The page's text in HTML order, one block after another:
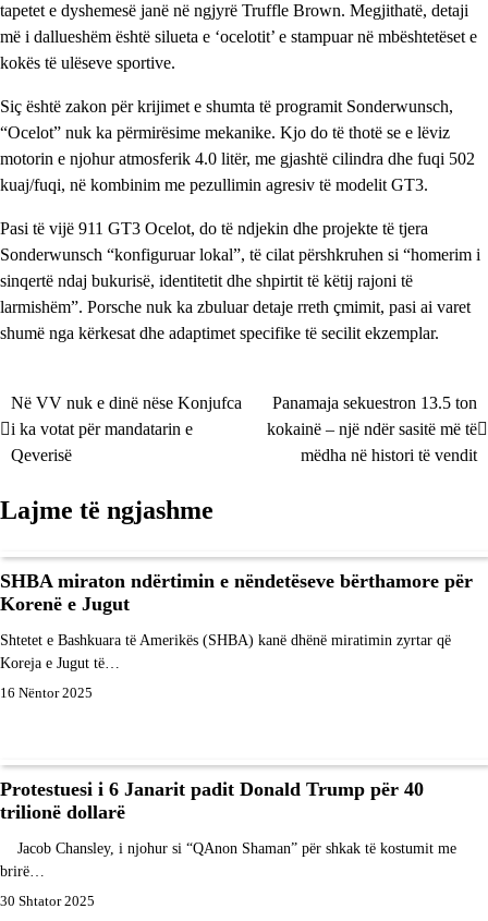
tapetet e dyshemesë janë në ngjyrë Truffle Brown. Megjithatë, detaji
më i dallueshëm është silueta e ‘ocelotit’ e stampuar në mbështetëset e
kokës të ulëseve sportive.
Siç është zakon për krijimet e shumta të programit Sonderwunsch,
“Ocelot” nuk ka përmirësime mekanike. Kjo do të thotë se e lëviz
motorin e njohur atmosferik 4.0 litër, me gjashtë cilindra dhe fuqi 502
kuaj/fuqi, në kombinim me pezullimin agresiv të modelit GT3.
Pasi të vijë 911 GT3 Ocelot, do të ndjekin dhe projekte të tjera
Sonderwunsch “konfiguruar lokal”, të cilat përshkruhen si “homerim i
sinqertë ndaj bukurisë, identitetit dhe shpirtit të këtij rajoni të
larmishëm”. Porsche nuk ka zbuluar detaje rreth çmimit, pasi ai varet
shumë nga kërkesat dhe adaptimet specifike të secilit ekzemplar.
Lëvizje
te
Në VV nuk e dinë nëse Konjufca
i ka votat për mandatarin e
Qeverisë
Panamaja sekuestron 13.5 ton
kokainë – një ndër sasitë më të
mëdha në histori të vendit
Lajme të ngjashme
SHBA miraton ndërtimin e nëndetëseve bërthamore për
Korenë e Jugut
Shtetet e Bashkuara të Amerikës (SHBA) kanë dhënë miratimin zyrtar që
Koreja e Jugut të…
16 Nëntor 2025
Protestuesi i 6 Janarit padit Donald Trump për 40
trilionë dollarë
Jacob Chansley, i njohur si “QAnon Shaman” për shkak të kostumit me
brirë…
30 Shtator 2025